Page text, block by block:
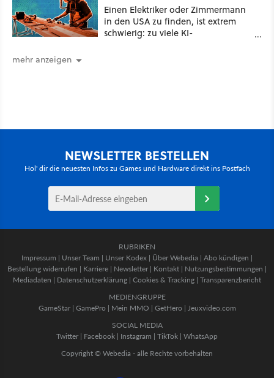
Einen Elektriker oder Zimmermann
in den USA zu finden, ist extrem
schwierig: zu viele KI-
mehr anzeigen
NEWSLETTER BESTELLEN
Hol' dir die neuesten Infos zu Games und Hardware direkt ins Postfach
RUBRIKEN
Impressum | Unser Team | Unser Kodex | Über Webedia | Abo kündigen |
Bestellung widerrufen | Karriere | Newsletter | Kontakt | Nutzungsbestimmungen |
Mediadaten | Datenschutzerklärung | Cookies & Tracking | Transparenzbericht
MEDIENGRUPPE
GameStar| GamePro | Mein MMO | GetHero | Jeuxvideo.com
SOCIAL MEDIA
Twitter | Facebook | Instagram | TikTok | WhatsApp
Copyright © Webedia - alle Rechte vorbehalten